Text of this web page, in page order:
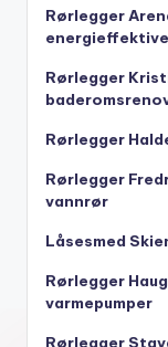
Rørlegger
Rørlegger
Rørlegger
Rørlegger
vannrør
Låsesmed
Rørlegger
varmepumper
Rørlegger